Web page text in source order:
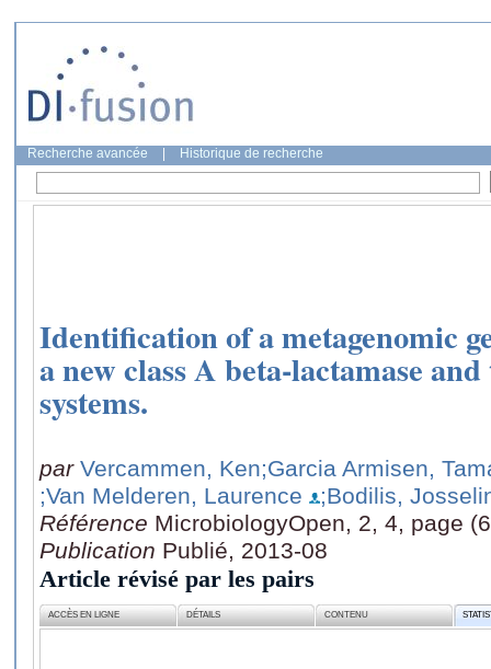
Recherche avancée Historique de recherche
Identification of a metagenomic
a new class A beta-lactamase
systems.
par Vercammen, Ken;Garcia Armisen,
;Van Melderen, Laurence
;Bodilis,
Référence MicrobiologyOpen, 2, 4, page
Publication Publié, 2013-08
Article révisé par les pairs
ACCÈS EN LIGNE DÉTAILS CONTENU